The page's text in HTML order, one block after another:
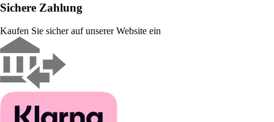
Sichere Zahlung
Kaufen Sie sicher auf unserer Website ein